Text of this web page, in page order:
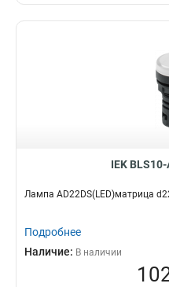
IEK
Лампа AD22DS(LED)матрица
Подробнее
Наличие: В наличии